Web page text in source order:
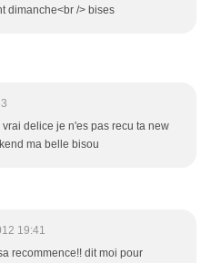
dimanche<br /> bises
delice je n'es pas recu ta new
ma belle bisou
19:41
recommence!! dit moi pour